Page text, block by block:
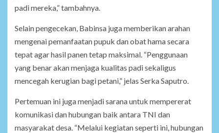
padi mereka,” tambahnya.
Selain pengecekan, Babinsa juga memberikan arahan
mengenai pemanfaatan pupuk dan obat hama secara
tepat agar hasil panen tetap maksimal. “Penggunaan
yang benar akan menjaga kualitas padi sekaligus
mencegah kerugian bagi petani,” jelas Serka Saputro.
Pertemuan ini juga menjadi sarana untuk mempererat
komunikasi dan hubungan baik antara TNI dan
masyarakat desa. “Melalui kegiatan seperti ini, hubungan